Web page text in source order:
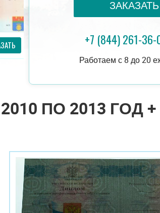
ЗАКАЗАТЬ
ЗАКАЗАТЬ
+7 (844) 261-36-
Работаем с 8 до 20
ПО 2013 ГОД +